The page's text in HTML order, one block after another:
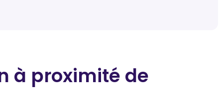
à proximité de